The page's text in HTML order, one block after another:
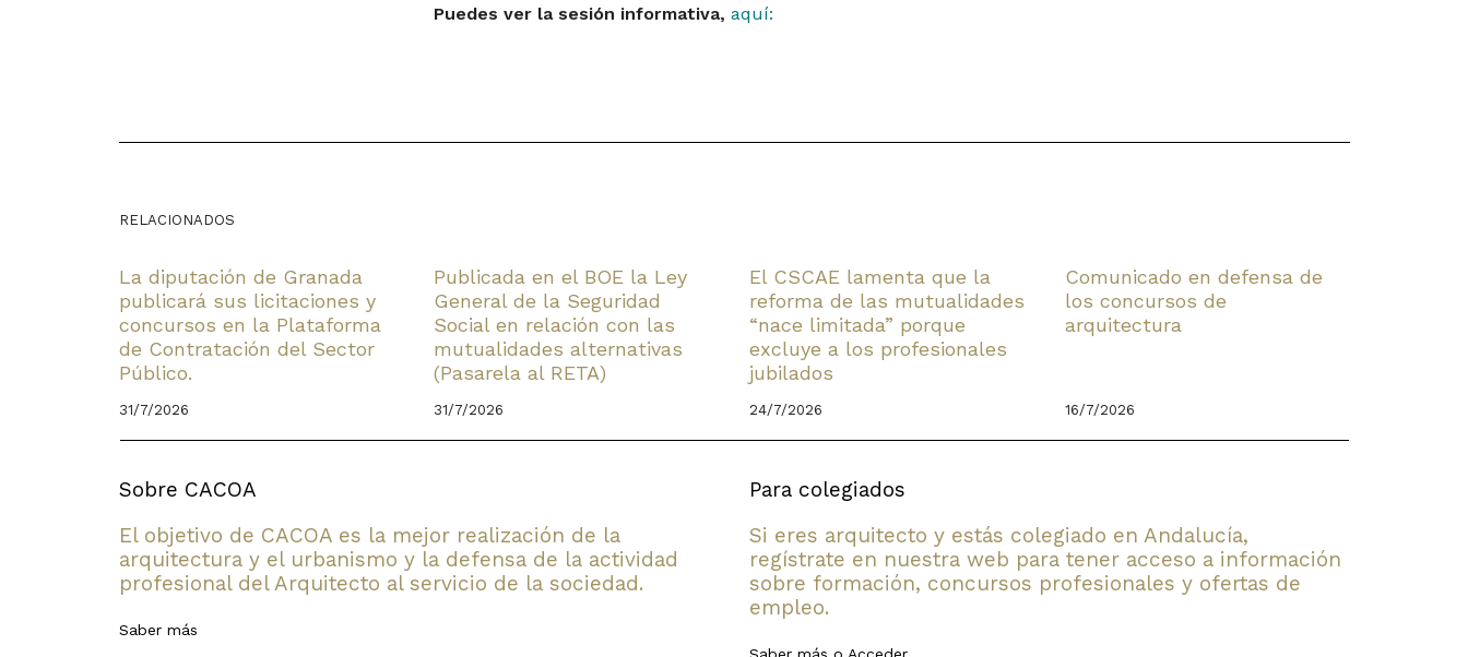
Puedes ver la sesión informativa, aquí:
RELACIONADOS
La diputación de Granada
publicará sus licitaciones y
concursos en la Plataforma
de Contratación del Sector
Público.
31/7/2026
Publicada en el BOE la Ley
General de la Seguridad
Social en relación con las
mutualidades alternativas
(Pasarela al RETA)
31/7/2026
El CSCAE lamenta que la
reforma de las mutualidades
“nace limitada” porque
excluye a los profesionales
jubilados
24/7/2026
Comunicado en defensa de
los concursos de
arquitectura
16/7/2026
Sobre CACOA
El objetivo de CACOA es la mejor realización de la
arquitectura y el urbanismo y la defensa de la actividad
profesional del Arquitecto al servicio de la sociedad.
Saber más
Para colegiados
Si eres arquitecto y estás colegiado en Andalucía,
regístrate en nuestra web para tener acceso a información
sobre formación, concursos profesionales y ofertas de
empleo.